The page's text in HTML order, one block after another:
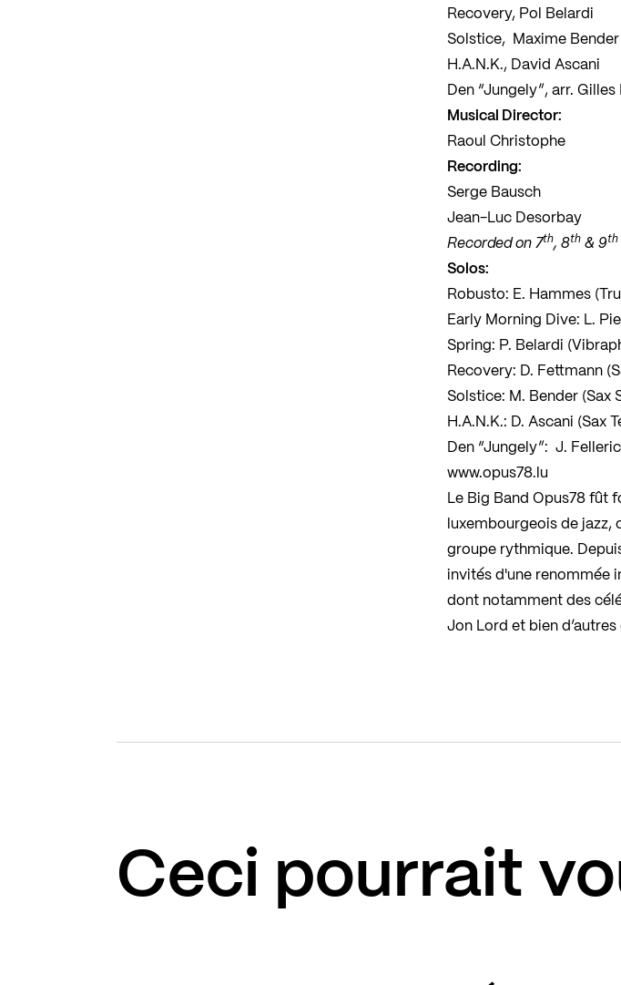
Recovery, Pol Belardi
Solstice, Maxime Bender
H.A.N.K., David Ascani
Den “Jungely”, arr. Gilles
Musical Director:
Raoul Christophe
Recording:
Serge Bausch
Jean-Luc Desorbay
Recorded on 7th, 8th & 9th
Solos:
Robusto: E. Hammes
Early Morning Dive: L.
Spring: P. Belardi
Recovery: D. Fettmann
Solstice: M. Bender (Sax
H.A.N.K.: D. Ascani (Sax
Den “Jungely”: J.
www.opus78.lu
Le Big Band Opus78 fût
luxembourgeois de
groupe rythmique.
invités d'une renommée
dont notamment des
Jon Lord et bien d’autres
Ceci pourrait